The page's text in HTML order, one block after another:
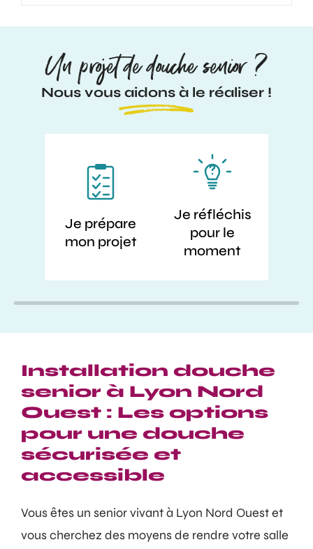
Un projet de douche senior ?
Nous vous aidons à le réaliser !
Je prépare
mon projet
Je réfléchis
pour le
moment
Installation douche
senior à Lyon Nord
Ouest : Les options
pour une douche
sécurisée et
accessible
Vous êtes un senior vivant à Lyon Nord Ouest et
vous cherchez des moyens de rendre votre salle